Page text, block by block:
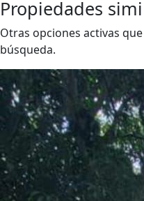
Propiedades
Otras opciones activas
búsqueda.